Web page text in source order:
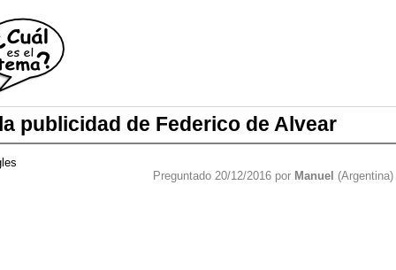
publicidad de Federico de Alvear
Preguntado 20/12/2016 por Manuel (Argentina)